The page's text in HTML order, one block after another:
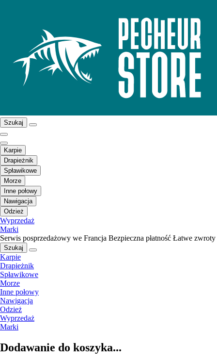
Szukaj
Karpie
Drapieżnik
Spławikowe
Morze
Inne połowy
Nawigacja
Odzież
Wyprzedaż
Marki
Serwis posprzedażowy we Francja Bezpieczna płatność Łatwe zwroty
Szukaj
Karpie
Drapieżnik
Spławikowe
Morze
Inne połowy
Nawigacja
Odzież
Wyprzedaż
Marki
Dodawanie do koszyka...